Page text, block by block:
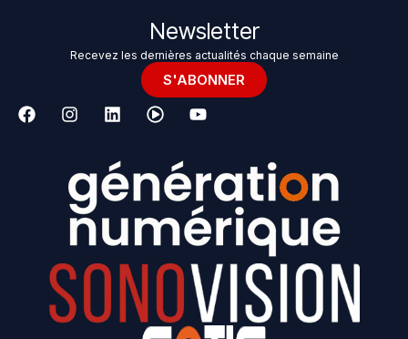
Newsletter
Recevez les dernières actualités chaque semaine
S'ABONNER